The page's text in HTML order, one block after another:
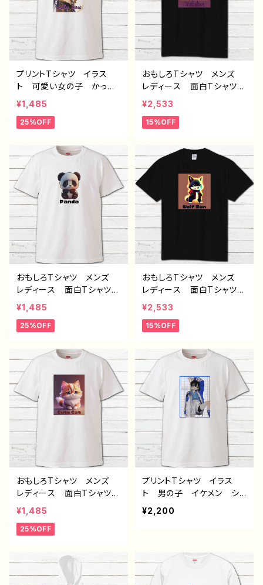
プリントTシャツ イラス
ト 可愛い女の子 かっこ
いい女子 美しい女の子
黒髪 ロングヘア おしゃ
れ エモい メンズ レデ
め 人気 イラストレータ
ー 絵師 クリエイター
白 半袖シャツ コラボ
オリジナル デザイン グッ
ズ ノンブランド H-7
¥1,485
25%OFF
おもしろTシャツ メンズ
レディース 面白Tシャツ
かわいい かっこいい お
しゃれ 動物 イラスト
おおかみ 狼 オオカミ
イラストレーター クリエイ
ター 絵師 オリジナル
デザイン グッズ プリント
黒Tシャツ PBブランド
半袖 デザイン コラボ J
¥2,533
15%OFF
おもしろTシャツ メンズ
レディース 面白Tシャツ
かわいい おしゃれ 動
物 イラスト パンダ 個
性的 おすすめ 人気 イ
ー 絵師 オリジナル デ
ザイン グッズ プリント白
Tシャツ PBブランド 半
袖 デザイン コラボ H-
7
¥1,485
25%OFF
おもしろTシャツ メンズ
レディース 面白Tシャツ
かわいい おしゃれ 動
物 イラスト おおかみ
オオカミ 狼 個性的 お
ーター クリエイター 絵
師 オリジナル デザイ
ン グッズ プリント黒Tシ
ャツ PBブランド 半袖
デザイン コラボ J1-9
¥2,533
15%OFF
おもしろTシャツ メンズ
レディース 面白Tシャツ
かわいい おしゃれ 動
物 イラスト 猫 ねこ
ネコ 個性的 おすすめ
クリエイター 絵師 オリ
ジナル デザイン グッ
ズ プリント白Tシャツ P
¥1,485
25%OFF
プリントTシャツ イラス
ト 男の子 イケメン ショ
タ 少年 かわいい かっ
こいい エモい おしゃ
人気 イラストレーター
絵師 クリエイター 白
半袖シャツ デザイン コ
¥2,200